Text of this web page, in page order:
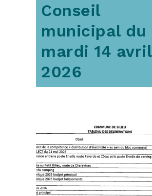
Conseil
municipal du
mardi 14 avril
2026